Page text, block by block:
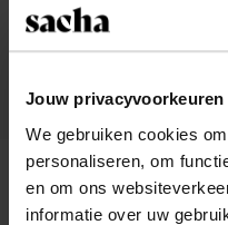
Jouw privacyvoorkeuren
We gebruiken cookies
personaliseren, om
en om ons
informatie over uw
Mules à talon compensé en daim -
marron
78.99